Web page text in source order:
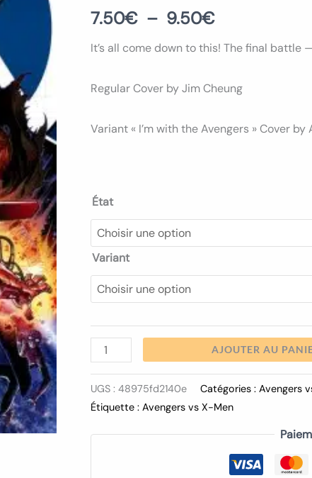
7.50€ – 9.50€prix :
7.50€
It’s all come down to this! The final battle
Regular Cover by Jim Cheung
Variant « I’m with the Avengers » Cover by
État
Variant
vs
X-
Men
12
AJOUTER AU
UGS : 48975fd2140e Catégories : Avengers
Étiquette : Avengers vs X-Men